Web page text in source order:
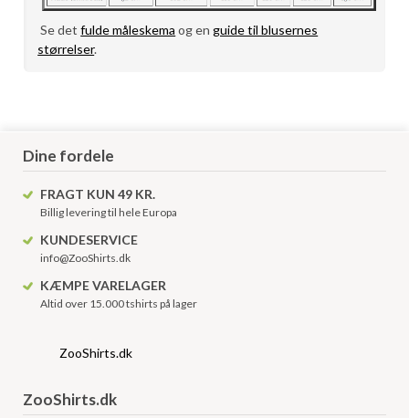
Se detfulde måleskema og enguide til blusernes
størrelser.
Dine fordele
FRAGT KUN 49 KR.
Billig levering til hele Europa
KUNDESERVICE
info@ZooShirts.dk
KÆMPE VARELAGER
Altid over 15.000 tshirts på lager
ZooShirts.dk
ZooShirts.dk